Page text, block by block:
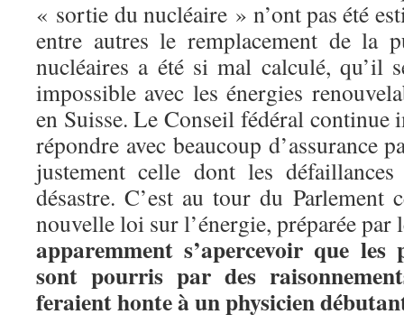
« sortie du nucléaire » n’ont pas été
entre autres le remplacement de la
nucléaires a été si mal calculé, qu’il
impossible avec les énergies
en Suisse. Le Conseil fédéral
répondre avec beaucoup d’assurance
justement celle dont les
désastre. C’est au tour du Parlement
nouvelle loi sur l’énergie, préparée
apparemment s’apercevoir que les
sont pourris par des
feraient honte à un physicien